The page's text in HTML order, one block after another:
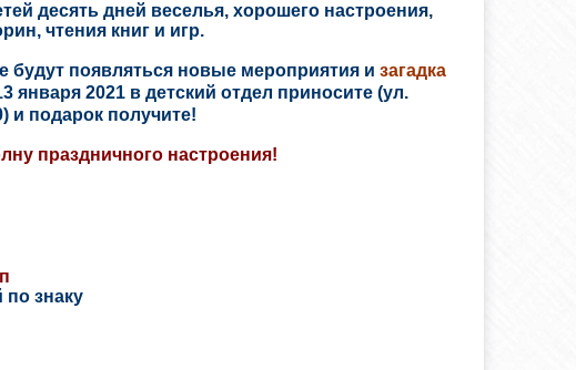
десять дней веселья, хорошего настроения,
чтения книг и игр.
будут появляться новые мероприятия и загадка
января 2021 в детский отдел приносите (ул.
и подарок получите!
праздничного настроения!
по знаку